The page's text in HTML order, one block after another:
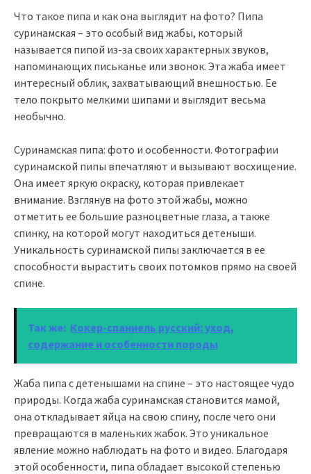
Что такое пипа и как она выглядит на фото? Пипа
суринамская – это особый вид жабы, который
называется пипой из-за своих характерных звуков,
напоминающих письканье или звонок. Эта жаба имеет
интересный облик, захватывающий внешностью. Ее
тело покрыто мелкими шипами и выглядит весьма
необычно.
Суринамская пипа: фото и особенности. Фотографии
суринамской пипы впечатляют и вызывают восхищение.
Она имеет яркую окраску, которая привлекает
внимание. Взглянув на фото этой жабы, можно
отметить ее большие разноцветные глаза, а также
спинку, на которой могут находиться детеныши.
Уникальность суринамской пипы заключается в ее
способности вырастить своих потомков прямо на своей
спине.
Так же: Кокер-спаниель русский: уход,
содержание и особенности породы
Жаба пипа с детенышами на спине – это настоящее чудо
природы. Когда жаба суринамская становится мамой,
она откладывает яйца на свою спину, после чего они
превращаются в маленьких жабок. Это уникальное
явление можно наблюдать на фото и видео. Благодаря
этой особенности, пипа обладает высокой степенью